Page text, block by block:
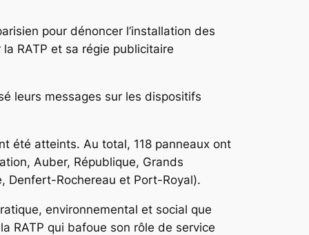
pour dénoncer l’installation des
RATP et sa régie publicitaire
leurs messages sur les dispositifs
été atteints. Au total, 118 panneaux ont
Auber, République, Grands
Denfert-Rochereau et Port-Royal).
environnemental et social que
RATP qui bafoue son rôle de service